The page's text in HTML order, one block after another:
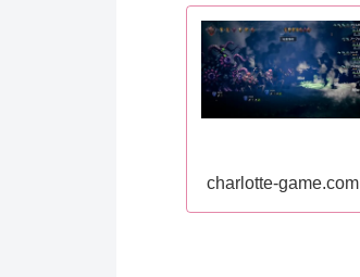
charlotte-game.com